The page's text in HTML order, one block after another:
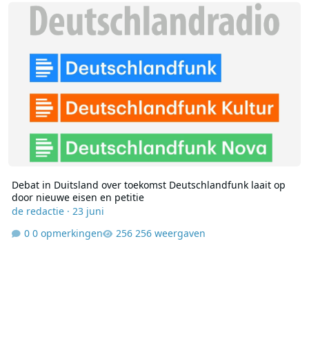
Debat in Duitsland over toekomst Deutschlandfunk laait op
door nieuwe eisen en petitie
de redactie· 23 juni
0 opmerkingen
256 weergaven